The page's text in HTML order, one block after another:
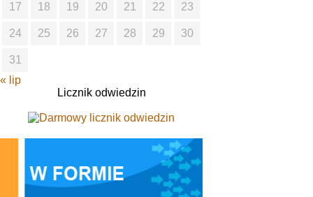
17 18 19 20 21 22 23
24 25 26 27 28 29 30
31
« lip
Licznik odwiedzin